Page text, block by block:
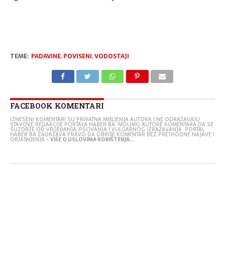
TEME: PADAVINE, POVISENI,VODOSTAJI
FACEBOOK KOMENTARI
IZNESENI KOMENTARI SU PRIVATNA MIŠLJENJA AUTORA I NE ODRAŽAVAJU
STAVOVE REDAKCIJE PORTALA HABER.BA. MOLIMO AUTORE KOMENTARA DA SE
SUZDRŽE OD VRIJEĐANJA, PSOVANJA I VULGARNOG IZRAŽAVANJA. PORTAL
HABER.BA ZADRŽAVA PRAVO DA OBRIŠE KOMENTAR BEZ PRETHODNE NAJAVE I
OBJAŠNJENJA -VIŠE O USLOVIMA KORIŠTENJA...